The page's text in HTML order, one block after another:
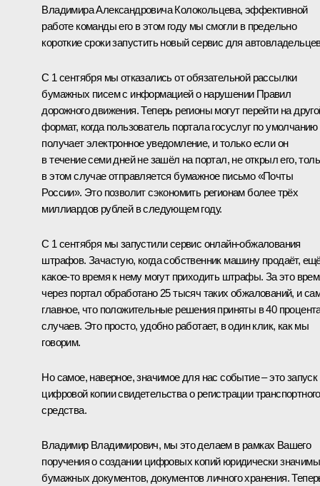
Владимира Александровича Колокольцева, эффективной
работе команды его в этом году мы смогли в предельно
короткие сроки запустить новый сервис для
С 1 сентября мы отказались от обязательной рассылки
бумажных писем с информацией о нарушении Правил
дорожного движения. Теперь регионы могут перейти на
формат, когда пользователь портала госуслуг по умолчанию
получает электронное уведомление, и только если он
в течение семи дней не зашёл на портал, не открыл его,
в этом случае отправляется бумажное письмо «Почты
России». Это позволит сэкономить регионам более трёх
миллиардов рублей в следующем году.
С 1 сентября мы запустили сервис онлайн-обжалования
штрафов. Зачастую, когда собственник машину продаёт,
какое-то время к нему могут приходить штрафы. За это
через портал обработано 25 тысяч таких обжалований, и
главное, что положительные решения приняты в 40
случаев. Это просто, удобно работает, в один клик, как мы
говорим.
Но самое, наверное, значимое для нас событие – это запуск
цифровой копии свидетельства о регистрации транспортного
средства.
Владимир Владимирович, мы это делаем в рамках Вашего
поручения о создании цифровых копий юридически
бумажных документов, документов личного хранения.